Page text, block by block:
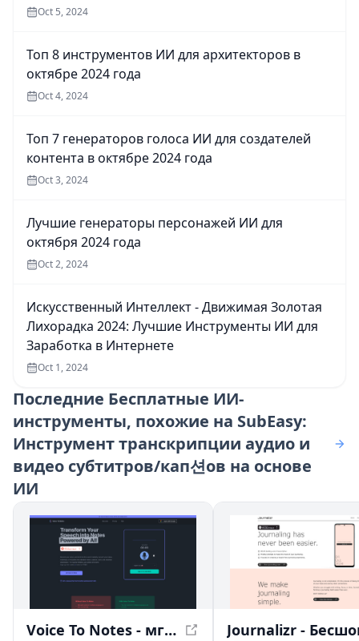
Oct 5, 2024
Топ 8 инструментов ИИ для архитекторов в
октябре 2024 года
Oct 4, 2024
Топ 7 генераторов голоса ИИ для создателей
контента в октябре 2024 года
Oct 3, 2024
Лучшие генераторы персонажей ИИ для
октября 2024 года
Oct 2, 2024
Искусственный Интеллект - Движимая Золотая
Лихорадка 2024: Лучшие Инструменты ИИ для
Заработка в Интернете
Oct 1, 2024
Последние Бесплатные ИИ-
инструменты, похожие на SubEasy:
Инструмент транскрипции аудио и
видео субтитров/кап션ов на основе
ИИ
Voice To Notes - мгновенно конвертируйте голос в редактируемые заметки с помощью ИИ